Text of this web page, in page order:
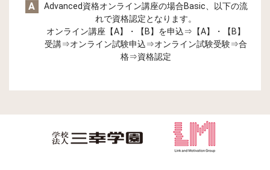
A
Advanced資格オンライン講座の場合Basic、以下の流
れで資格認定となります。
オンライン講座【A】・【B】を申込⇒【A】・【B】
受講⇒オンライン試験申込⇒オンライン試験受験⇒合
格⇒資格認定